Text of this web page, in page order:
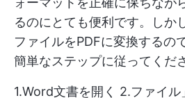
るのにとても便利です。しか
ファイルをPDFに変換するの
簡単なステップに従ってくだ
1.Word文書を開く 2.ファイ